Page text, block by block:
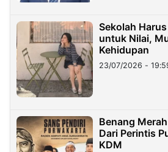
Sekolah
untuk Nilai,
Kehidupan
23/07/2026 -
Benang
Dari Perintis
KDM